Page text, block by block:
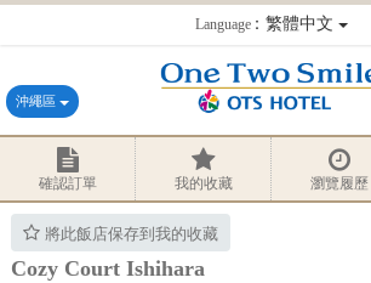
Language：繁體中文
沖繩區
確認訂單 我的收藏 瀏覽履歷
將此飯店保存到我的收藏
Cozy Court Ishihara